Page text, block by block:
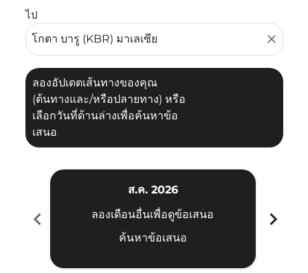
ไป
close
ลองอัปเดตเส้นทางของคุณ
(ต้นทางและ/หรือปลายทาง) หรือ
เลือกวันที่ด้านล่างเพื่อค้นหาข้อ
เสนอ
chevron_left
ส.ค. 2026
ลองเดือนอื่นเพื่อดูข้อเสนอ
ค้นหาข้อเสนอ
chevron_right